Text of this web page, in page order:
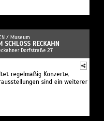
/ Museum
RECKAHN
Dorfstraße 27
regelmäßig Konzerte,
sind ein weiterer